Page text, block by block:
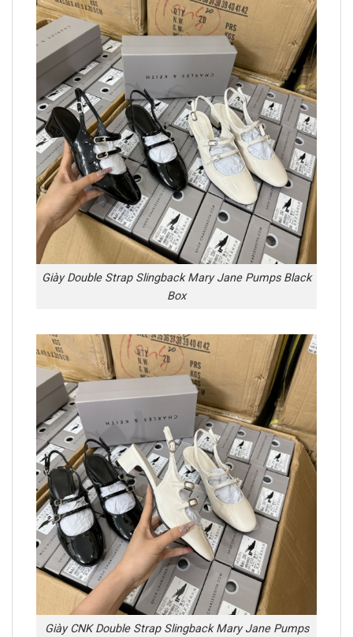
Giày Double Strap Slingback Mary Jane Pumps Black
Box
Giày CNK Double Strap Slingback Mary Jane Pumps